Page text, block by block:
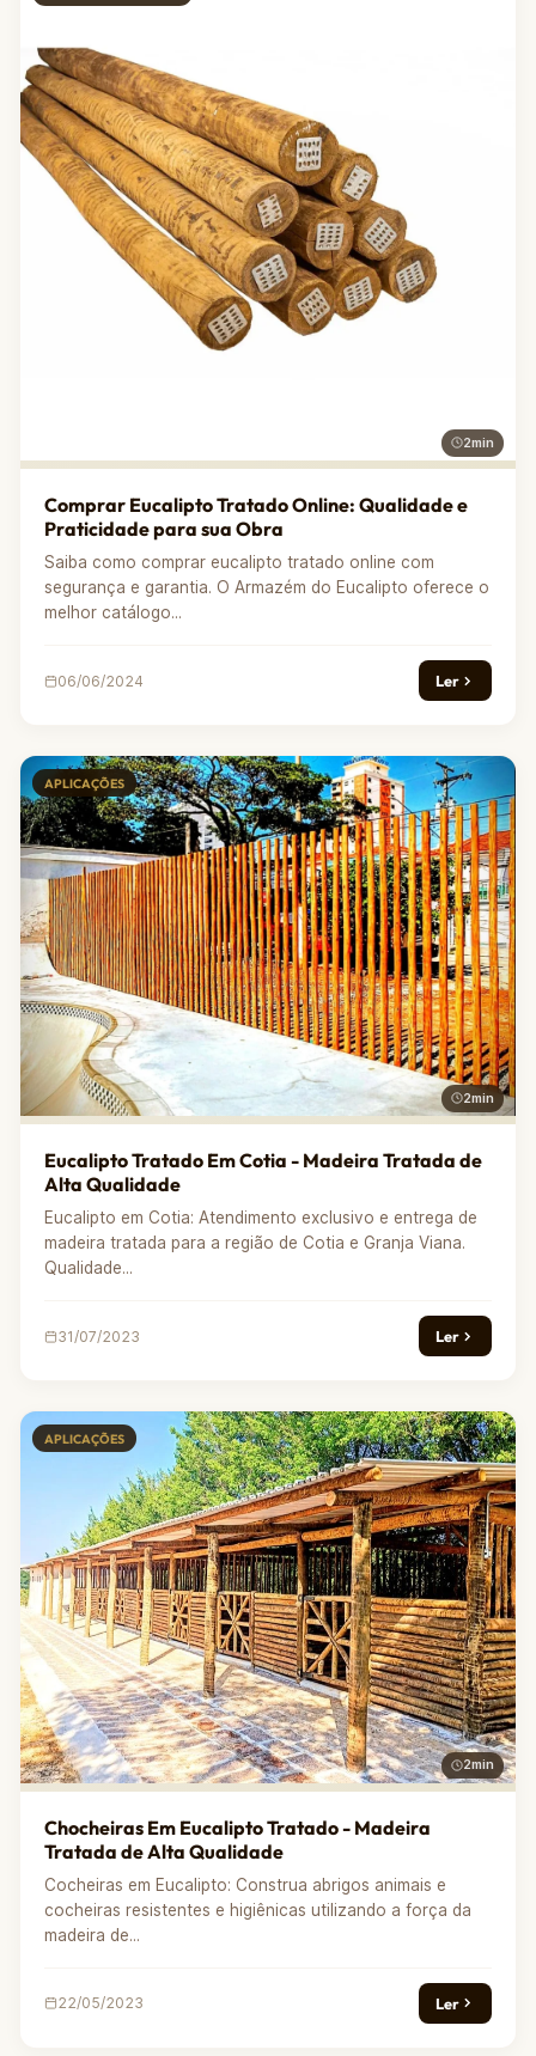
2min
Comprar Eucalipto Tratado Online: Qualidade e
Praticidade para sua Obra
Saiba como comprar eucalipto tratado online com
segurança e garantia. O Armazém do Eucalipto oferece o
melhor catálogo...
06/06/2024 Ler
APLICAÇÕES
2min
Eucalipto Tratado Em Cotia - Madeira Tratada de
Alta Qualidade
Eucalipto em Cotia: Atendimento exclusivo e entrega de
madeira tratada para a região de Cotia e Granja Viana.
Qualidade...
31/07/2023 Ler
APLICAÇÕES
2min
Chocheiras Em Eucalipto Tratado - Madeira
Tratada de Alta Qualidade
Cocheiras em Eucalipto: Construa abrigos animais e
cocheiras resistentes e higiênicas utilizando a força da
madeira de...
22/05/2023 Ler